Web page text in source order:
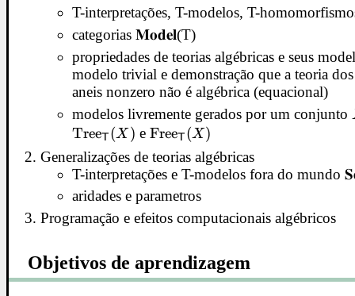
T-interpretações, T-modelos, T-
categorias 𝐌𝐨𝐝𝐞𝐥(T)
propriedades de teorias algébricas e seus
modelo trivial e demonstração que a teoria dos
aneis nonzero não é algébrica (equacional)
modelos livremente gerados por um conjunto
TreeT (X ) e \mathrm{Free}_{\mathsf
T}(X)
FreeT (X)
Generalizações de teorias algébricas
T-interpretações e T-modelos fora do mundo
aridades e parametros
Programação e efeitos computacionais algébricos
Objetivos de aprendizagem